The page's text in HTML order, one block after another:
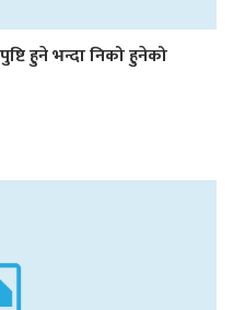
हुने भन्दा निको हुनेको